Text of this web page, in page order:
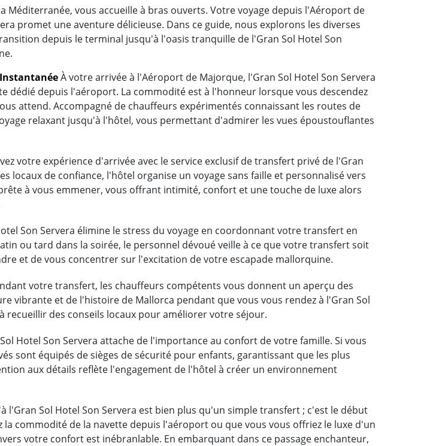
vous accueille à bras ouverts. Votre voyage depuis l'Aéroport de
promet une aventure délicieuse. Dans ce guide, nous explorons les diverses
depuis le terminal jusqu'à l'oasis tranquille de l'Gran Sol Hotel Son
À votre arrivée à l'Aéroport de Majorque, l'Gran Sol Hotel Son Servera
dédié depuis l'aéroport. La commodité est à l'honneur lorsque vous descendez
attend. Accompagné de chauffeurs expérimentés connaissant les routes de
relaxant jusqu'à l'hôtel, vous permettant d'admirer les vues époustouflantes
votre expérience d'arrivée avec le service exclusif de transfert privé de l'Gran
locaux de confiance, l'hôtel organise un voyage sans faille et personnalisé vers
à vous emmener, vous offrant intimité, confort et une touche de luxe alors
Son Servera élimine le stress du voyage en coordonnant votre transfert en
ou tard dans la soirée, le personnel dévoué veille à ce que votre transfert soit
et de vous concentrer sur l'excitation de votre escapade mallorquine.
votre transfert, les chauffeurs compétents vous donnent un aperçu des
vibrante et de l'histoire de Mallorca pendant que vous vous rendez à l'Gran Sol
recueillir des conseils locaux pour améliorer votre séjour.
Hotel Son Servera attache de l'importance au confort de votre famille. Si vous
sont équipés de sièges de sécurité pour enfants, garantissant que les plus
aux détails reflète l'engagement de l'hôtel à créer un environnement
Sol Hotel Son Servera est bien plus qu'un simple transfert ; c'est le début
commodité de la navette depuis l'aéroport ou que vous vous offriez le luxe d'un
votre confort est inébranlable. En embarquant dans ce passage enchanteur,